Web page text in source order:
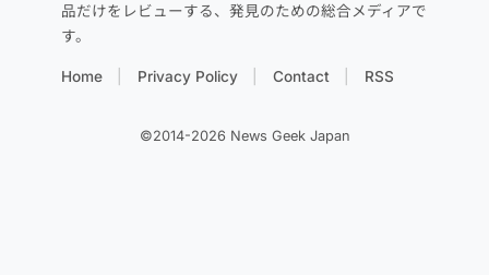
品だけをレビューする、発見のための総合メディアで
す。
Home Privacy Policy Contact RSS
©2014-2026 News Geek Japan